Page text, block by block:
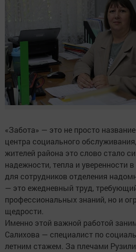
«Забота» — это не просто
центра социального
жителей района это слово стало
надежности, тепла и уверенности
для сотрудников отделения
— это ежедневный труд,
профессиональных знаний, но и
щедрости.
Именно этой важной работой
Салихова — специалист по
летним стажем. За плечами